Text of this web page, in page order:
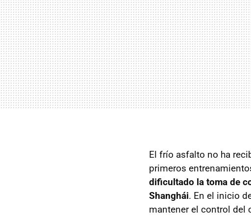
El frío asfalto no ha
primeros
dificultado la toma de
Shanghái. En el inicio
mantener el control del